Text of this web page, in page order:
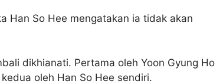
Han So Hee mengatakan ia tidak akan
dikhianati. Pertama oleh Yoon Gyung Ho
oleh Han So Hee sendiri.